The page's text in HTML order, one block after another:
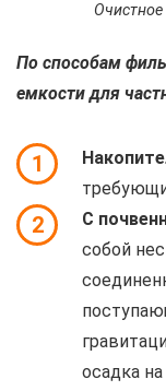
По способам
емкости для
1
2 С
собой
осадка